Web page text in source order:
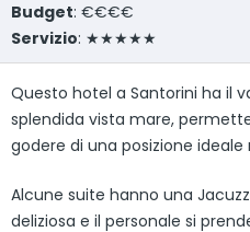
Budget: €€€€
Servizio: ★★★★★
Questo hotel a Santorini ha il
splendida vista mare,
godere di una posizione ideale
Alcune suite hanno una
deliziosa e il personale si